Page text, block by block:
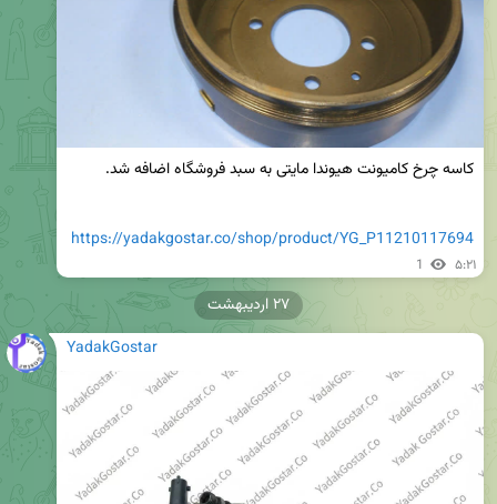
https://yadakgostar.co/shop/product/YG_P11210117694
1 ۵:۲۱
YadakGostar
۲۷ اردیبهشت